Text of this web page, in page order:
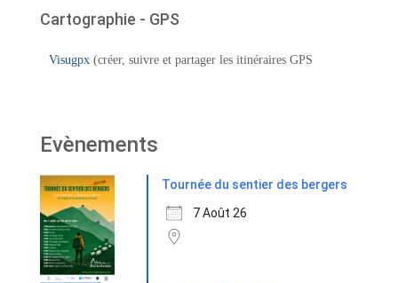
Cartographie - GPS
Visugpx (créer, suivre et partager les itinéraires GPS
Evènements
Tournée du sentier des bergers
7 Août 26